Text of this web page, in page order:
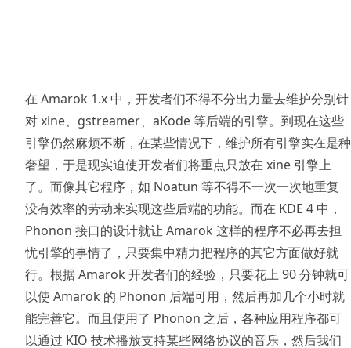
在 Amarok 1.x 中，开发者们不得不分出力量去维护分别针
对 xine、gstreamer、aKode 等后端的引擎。到现在这些
引擎仍然麻烦不断，在某些情况下，维护所有引擎实在是种
奢望，于是现实迫使开发者们将重点只放在 xine 引擎上
了。而像其它程序，如 Noatun 等不得不一次一次地重复
没有效率的劳动来实现这些后端的功能。而在 KDE 4 中，
Phonon 接口的设计就让 Amarok 这样的程序不必再去担
忧引擎的事情了，只要集中精力把程序的其它方面做好就
行。根据 Amarok 开发者们的经验，只要花上 90 分钟就可
以使 Amarok 的 Phonon 后端可用，然后再加几个小时就
能完善它。而且使用了 Phonon 之后，各种应用程序都可
以通过 KIO 技术播放支持某些网络协议的音乐，然后我们